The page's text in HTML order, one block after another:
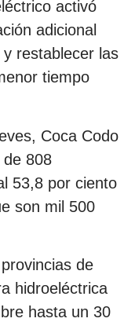
activó
adicional
restablecer las
tiempo
Coca Codo
de 808
53,8 por ciento
son mil 500
de
hidroeléctrica
hasta un 30